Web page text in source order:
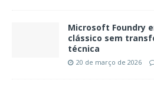
Microsoft Foundry
clássico sem
técnica
20 de março de 2026